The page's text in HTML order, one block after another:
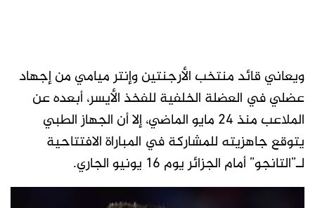
ويعاني قائد منتخب الأرجنتين وإنتر ميامي من إجهاد
عضلي في العضلة الخلفية للفخذ الأيسر، أبعده عن
الملاعب منذ 24 مايو الماضي، إلا أن الجهاز الطبي
يتوقع جاهزيته للمشاركة في المباراة الافتتاحية
لـ”التانجو” أمام الجزائر يوم 16 يونيو الجاري.